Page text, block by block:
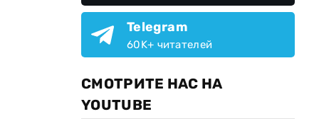
Telegram
60K+ читателей
СМОТРИТЕ НАС НА
YOUTUBE